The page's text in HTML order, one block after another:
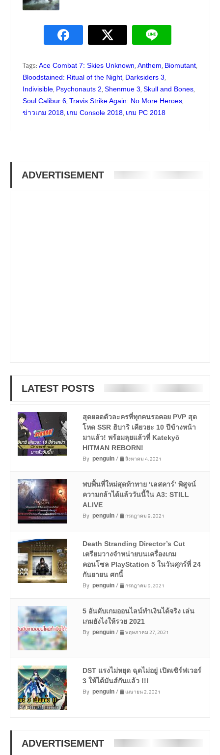
Tags: Ace Combat 7: Skies Unknown, Anthem, Biomutant,
Bloodstained: Ritual of the Night, Darksiders 3,
Indivisible, Psychonauts 2, Shenmue 3, Skull and Bones,
Soul Calibur 6, Travis Strike Again: No More Heroes,
ข่าวเกม 2018, เกม Console 2018, เกม PC 2018
ADVERTISEMENT
LATEST POSTS
สุดยอดตัวละครที่ทุกคนรอคอย PVP สุด
โหด SSR ฮิบาริ เคียวยะ 10 ปีข้างหน้า
มาแล้ว! พร้อมลุยแล้วที่ Katekyō
HITMAN REBORN!
By penguin/ สิงหาคม 4, 2021
พบพื้นที่ใหม่สุดท้าทาย ‘เลสคาร์’ พิสูจน์
ความกล้าได้แล้ววันนี้ใน A3: STILL
ALIVE
By penguin/ กรกฎาคม 9, 2021
Death Stranding Director’s Cut
เตรียมวางจำหน่ายบนเครื่องเกม
คอนโซล PlayStation 5 ในวันศุกร์ที่ 24
กันยายน ศกนี้
By penguin/ กรกฎาคม 9, 2021
5 อันดับเกมออนไลน์ทำเงินได้จริง เล่น
เกมยังไงให้รวย 2021
By penguin/ พฤษภาคม 27, 2021
DST แรงไม่หยุด ฉุดไม่อยู่ เปิดเซิร์ฟเวอร์
3 ให้ได้มันส์กันแล้ว !!!
By penguin/ เมษายน 2, 2021
ADVERTISEMENT